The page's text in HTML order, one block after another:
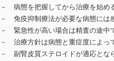
－ 病態を把握してから治療を始め
－ 免疫抑制療法が必要な病態には
－ 緊急性が高い場合は精査の途中
－ 治療方針は病態と重症度によっ
－ 副腎皮質ステロイドが適応とな